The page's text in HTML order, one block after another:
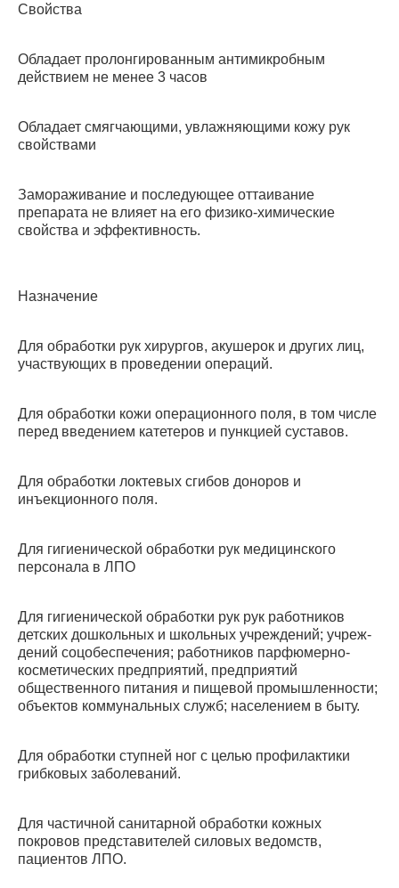
Свойства
Обладает пролонгированным антимикробным
действием не менее 3 часов
Обладает смягчающими, увлажняющими кожу рук
свойствами
Замораживание и последующее оттаивание
препарата не влияет на его физико-химические
свойства и эффективность.
Назначение
Для обработки рук хирургов, акушерок и дру­гих лиц,
участвующих в проведении операций.
Для обработки кожи операционного поля, в том числе
перед введением катетеров и пункцией суставов.
Для обработки локтевых сгибов доноров и
инъекционного поля.
Для гигиенической обработки рук медицинско­го
персонала в ЛПО
Для гигиенической обработки рук рук работников
детских дошкольных и школьных учреждений; учреж­
дений соцобеспечения; работников парфю­мерно-
косметических предприятий, пред­приятий
общественного питания и пищевой промышленности;
объектов коммунальных служб; населением в быту.
Для обработки ступней ног с целью профилак­тики
грибковых заболеваний.
Для частичной санитарной обработки кожных
покровов представителей силовых ведомств,
пациентов ЛПО.